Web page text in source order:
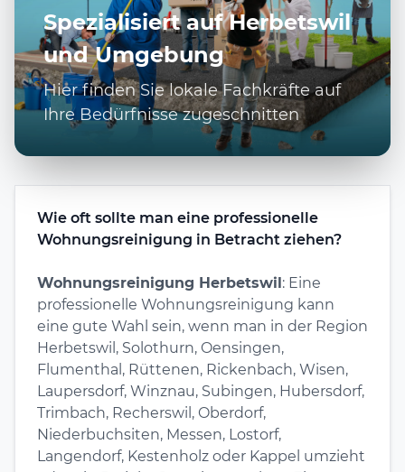
Spezialisiert auf Herbetswil
und Umgebung
Hier finden Sie lokale Fachkräfte auf
Ihre Bedürfnisse zugeschnitten
Wie oft sollte man eine professionelle
Wohnungsreinigung in Betracht ziehen?
Wohnungsreinigung Herbetswil: Eine
professionelle Wohnungsreinigung kann
eine gute Wahl sein, wenn man in der Region
Herbetswil, Solothurn, Oensingen,
Flumenthal, Rüttenen, Rickenbach, Wisen,
Laupersdorf, Winznau, Subingen, Hubersdorf,
Trimbach, Recherswil, Oberdorf,
Niederbuchsiten, Messen, Lostorf,
Langendorf, Kestenholz oder Kappel umzieht